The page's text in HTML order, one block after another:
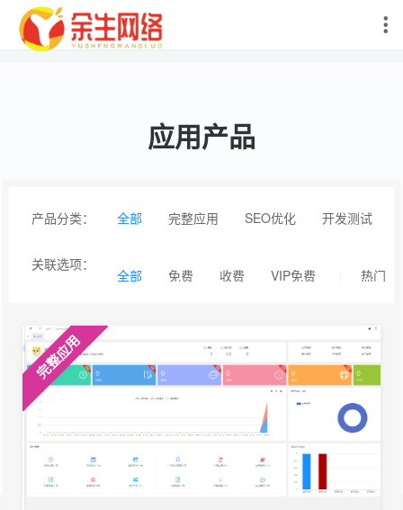
应用产品
产品分类： 全部 完整应用 SEO优化 开发测试
关联选项：
全部 免费 收费 VIP免费 热门
完整应用